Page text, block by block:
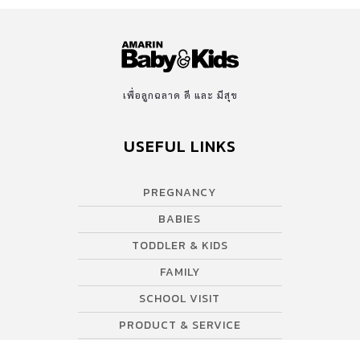
เพื่อลูกฉลาด ดี และ มีสุข
USEFUL LINKS
PREGNANCY
BABIES
TODDLER & KIDS
FAMILY
SCHOOL VISIT
PRODUCT & SERVICE